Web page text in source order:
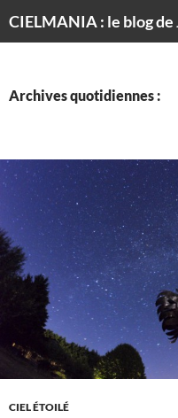
Archives quotidiennes :
CIEL ÉTOILÉ